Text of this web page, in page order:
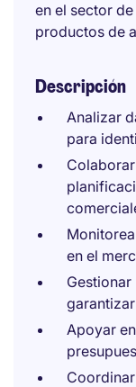
en el sector
productos de
Descripción
Analizar
para
en el
Apoyar